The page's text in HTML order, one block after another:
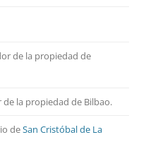
de la propiedad de
la propiedad de Bilbao.
deSan Cristóbal de La